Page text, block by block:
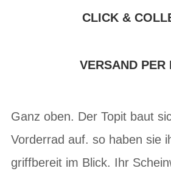
CLICK &
VERSAND PER
Ganz oben. Der Topit baut
Vorderrad auf. so haben sie
griffbereit im Blick. Ihr